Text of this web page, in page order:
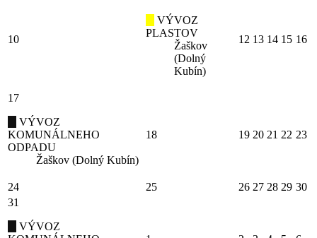
10
VÝVOZ
PLASTOV
Žaškov
(Dolný
Kubín)
12 13 14 15 16
17
VÝVOZ
KOMUNÁLNEHO
ODPADU
Žaškov (Dolný Kubín)
18 19 20 21 22 23
24 25 26 27 28 29 30
31
VÝVOZ